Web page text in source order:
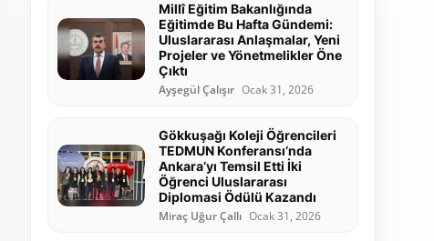
Millî Eğitim Bakanlığında
Eğitimde Bu Hafta Gündemi:
Uluslararası Anlaşmalar, Yeni
Projeler ve Yönetmelikler Öne
Çıktı
Ayşegül Çalışır Ocak 31, 2026
Gökkuşağı Koleji Öğrencileri
TEDMUN Konferansı’nda
Ankara’yı Temsil Etti İki
Öğrenci Uluslararası
Diplomasi Ödülü Kazandı
Miraç Uğur Çallı Ocak 31, 2026